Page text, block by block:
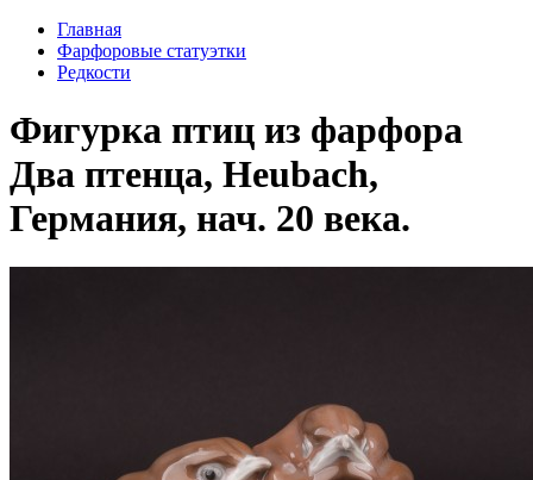
Главная
Фарфоровые статуэтки
Редкости
Фигурка птиц из фарфора
Два птенца, Heubach,
Германия, нач. 20 века.